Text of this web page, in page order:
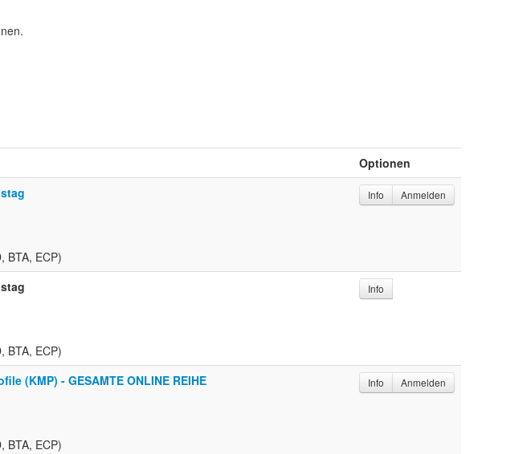
Optionen
BTA, ECP)
Info Anmelden
BTA, ECP)
Info
(KMP) - GESAMTE ONLINE REIHE
BTA, ECP)
Info Anmelden